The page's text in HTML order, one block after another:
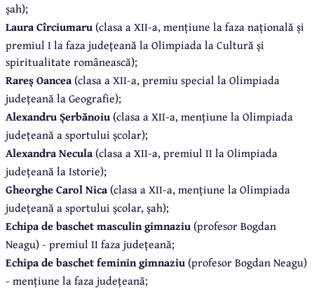
șah);
Laura Cîrciumaru (clasa a XII-a, mențiune la faza națională și
premiul I la faza județeană la Olimpiada la Cultură și
spiritualitate românească);
Rareș Oancea (clasa a XII-a, premiu special la Olimpiada
județeană la Geografie);
Alexandru Șerbănoiu (clasa a XII-a, mențiune la Olimpiada
județeană a sportului școlar);
Alexandra Necula (clasa a XII-a, premiul II la Olimpiada
județeană la Istorie);
Gheorghe Carol Nica (clasa a XII-a, mențiune la Olimpiada
județeană a sportului școlar, șah);
Echipa de baschet masculin gimnaziu (profesor Bogdan
Neagu) - premiul II faza județeană;
Echipa de baschet feminin gimnaziu (profesor Bogdan Neagu)
- mențiune la faza județeană;